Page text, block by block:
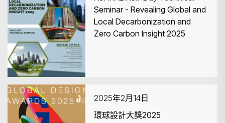
Seminar - Revealing Global and
Local Decarbonization and
Zero Carbon Insight 2025
2025年2月14日
環球設計大獎2025